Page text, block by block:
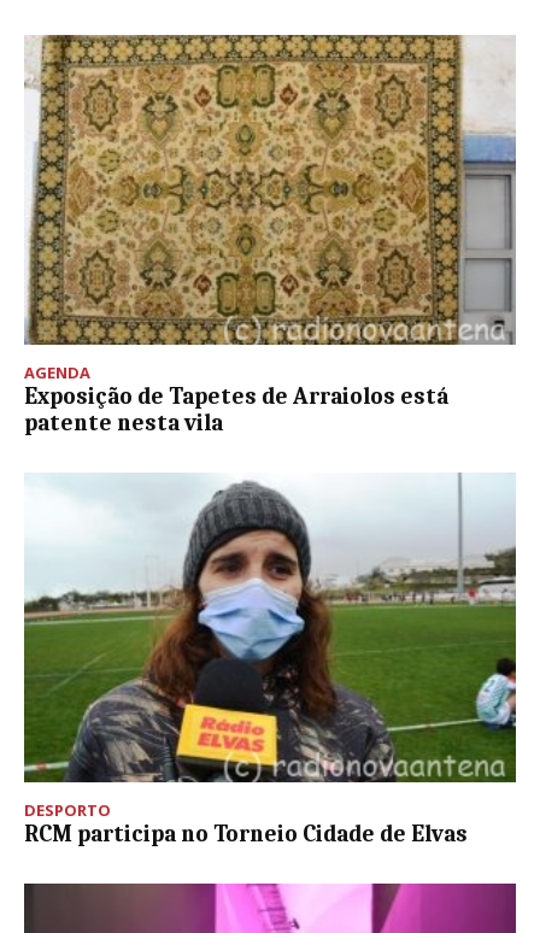
AGENDA
Exposição de Tapetes de Arraiolos está
patente nesta vila
DESPORTO
RCM participa no Torneio Cidade de Elvas